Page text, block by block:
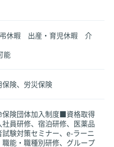
休暇 出産・育児休暇 介
能
保険、労災保険
険団体加入制度■資格取得
員研修、宿泊研修、医薬品
験対策セミナー、e-ラーニ
職能・職種別研修、グループ